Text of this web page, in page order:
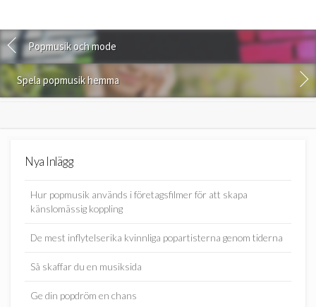
Popmusik och mode
Spela popmusik hemma
Nya Inlägg
Hur popmusik används i företagsfilmer för att skapa
känslomässig koppling
De mest inflytelserika kvinnliga popartisterna genom tiderna
Så skaffar du en musiksida
Ge din popdröm en chans